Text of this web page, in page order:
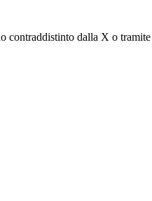
contraddistinto dalla X o